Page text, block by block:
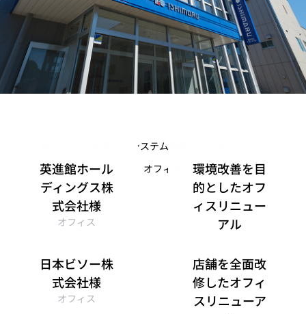
システム開発
ドキュメント
オフィス サプライ
英進館ホール
ディングス株
式会社様
オフィス
環境改善を目
的としたオフ
ィスリニュー
アル
日本ビソー株
式会社様
オフィス
店舗を全面改
修したオフィ
スリニューア